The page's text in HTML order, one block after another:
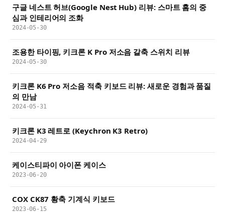
구글 네스트 허브(Google Nest Hub) 리뷰: 스마트 홈의 중
심과 인테리어의 조화
2024-05-30
조용한 타이핑, 키크론 K Pro 저소음 갈축 스위치 리뷰
2024-05-30
키크론 K6 Pro 저소음 적축 키보드 리뷰: 새로운 경험과 품질
의 만남
2024-05-31
키크론 K3 레트로 (Keychron K3 Retro)
2024-04-29
케이스티파이 아이폰 케이스
2023-06-20
COX CK87 황축 기계식 키보드
2023-06-15